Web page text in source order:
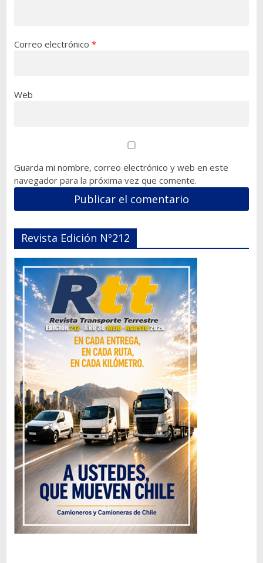
Correo electrónico *
Web
Guarda mi nombre, correo electrónico y web en este
navegador para la próxima vez que comente.
Revista Edición Nº212